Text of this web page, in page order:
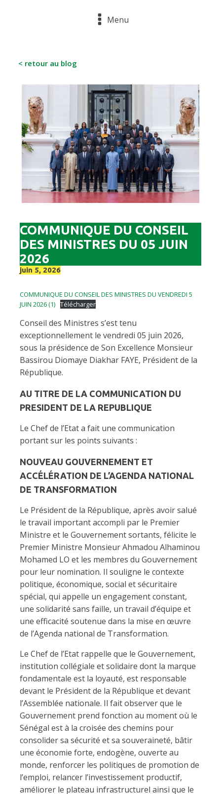
Menu
< retour au blog
COMMUNIQUE DU CONSEIL
DES MINISTRES DU 05 JUIN
2026
juin 5, 2026
COMMUNIQUE DU CONSEIL DES MINISTRES DU VENDREDI 5
JUIN 2026 (1) Télécharger
Conseil des Ministres s’est tenu
exceptionnellement le vendredi 05 juin 2026,
sous la présidence de Son Excellence Monsieur
Bassirou Diomaye Diakhar FAYE, Président de la
République.
AU TITRE DE LA COMMUNICATION DU
PRESIDENT DE LA REPUBLIQUE
Le Chef de l’Etat a fait une communication
portant sur les points suivants :
NOUVEAU GOUVERNEMENT ET
ACCÉLÉRATION DE L’AGENDA NATIONAL
DE TRANSFORMATION
Le Président de la République, après avoir salué
le travail important accompli par le Premier
Ministre et le Gouvernement sortants, félicite le
Premier Ministre Monsieur Ahmadou Alhaminou
Mohamed LO et les membres du Gouvernement
pour leur nomination. Il souligne le contexte
politique, économique, social et sécuritaire
spécial, qui appelle un engagement constant,
une solidarité sans faille, un travail d’équipe et
une efficacité soutenue dans la mise en œuvre
de l’Agenda national de Transformation.
Le Chef de l’Etat rappelle que le Gouvernement,
institution collégiale et solidaire dont la marque
fondamentale est la loyauté, est responsable
devant le Président de la République et devant
l’Assemblée nationale. Il fait observer que le
Gouvernement prend fonction au moment où le
Sénégal est à la croisée des chemins pour
consolider sa sécurité et sa souveraineté, bâtir
une économie forte, endogène, ouverte au
monde, renforcer les politiques de promotion de
l’emploi, relancer l’investissement productif,
améliorer le plateau infrastructurel ainsi que le